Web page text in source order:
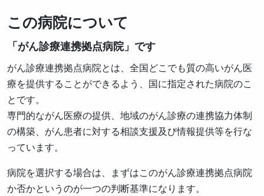
この病院について
「がん診療連携拠点病院」です
がん診療連携拠点病院とは、全国どこでも質の高いがん医
療を提供することができるよう、国に指定された病院のこ
とです。
専門的ながん医療の提供、地域のがん診療の連携協力体制
の構築、がん患者に対する相談支援及び情報提供等を行な
っています。
病院を選択する場合は、まずはこのがん診療連携拠点病院
か否かというのが一つの判断基準になります。